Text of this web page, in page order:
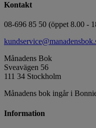
Kontakt
08-696 85 50 (öppet 8.00 -
Månadens Bok
Sveavägen 56
111 34 Stockholm
Månadens bok ingår i
Information